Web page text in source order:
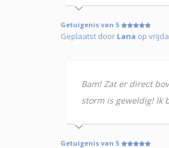
Getuigenis van 5
Geplaatst door Lana op
Bam! Zat er direct
storm is geweldig! Ik
Getuigenis van 5